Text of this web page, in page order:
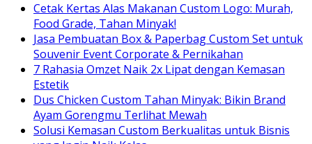
Cetak Kertas Alas Makanan Custom Logo: Murah,
Food Grade, Tahan Minyak!
Jasa Pembuatan Box & Paperbag Custom Set untuk
Souvenir Event Corporate & Pernikahan
7 Rahasia Omzet Naik 2x Lipat dengan Kemasan
Estetik
Dus Chicken Custom Tahan Minyak: Bikin Brand
Ayam Gorengmu Terlihat Mewah
Solusi Kemasan Custom Berkualitas untuk Bisnis